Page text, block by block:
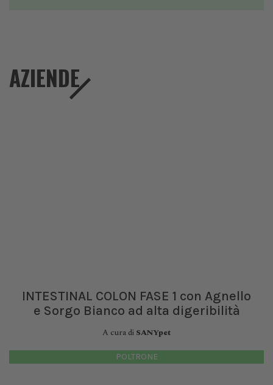
AZIENDE
INTESTINAL COLON FASE 1 con Agnello
e Sorgo Bianco ad alta digeribilità
A cura di SANYpet
POLTRONE